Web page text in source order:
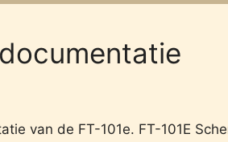
van de FT-101e. FT-101E